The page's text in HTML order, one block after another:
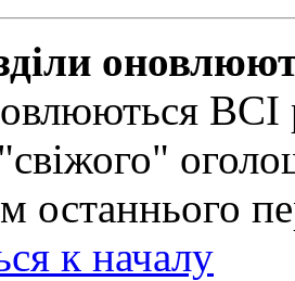
ВСІ
"свіжого"
останнього
к началу